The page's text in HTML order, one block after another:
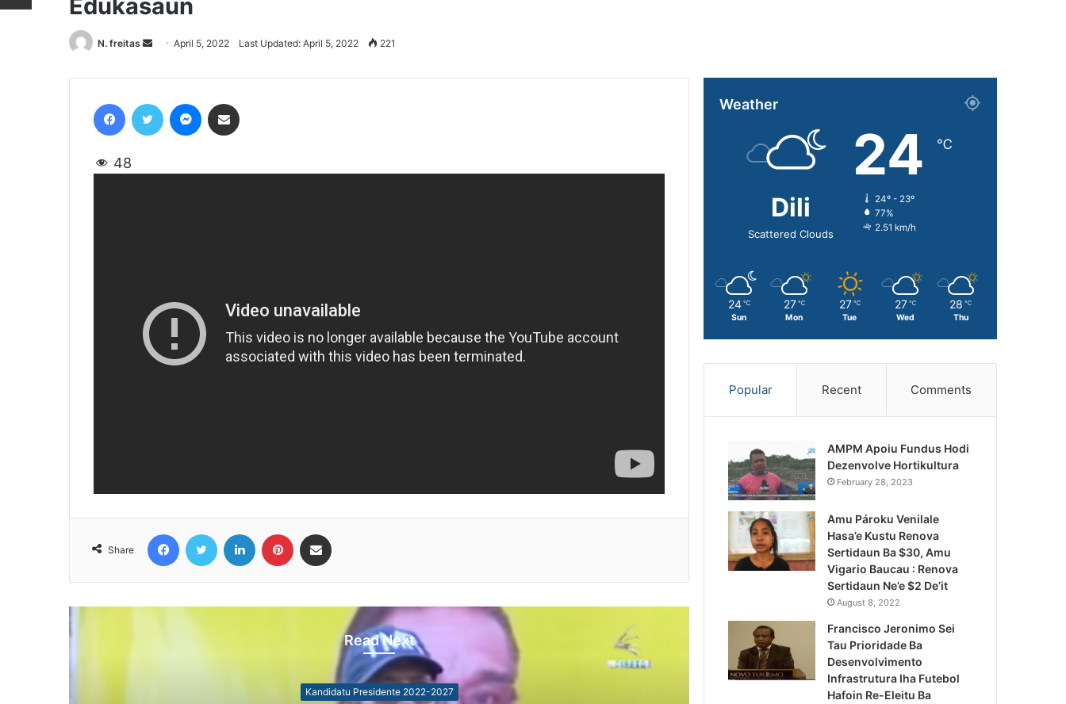
Edukasaun
N. freitas
Send
email
April 5, 2022 Last Updated: April 5, 2022 221
48
Share
Read Next
Kandidatu Presidente 2022-2027 Kandidatu Presidente 2022-
Weather
Dili
Scattered Clouds
24 ℃
24º - 23º
77%
2.51 km/h
24 ℃
Sun
27 ℃
Mon
27 ℃
Tue
27 ℃
Wed
28 ℃
Thu
Popular Recent Comments
AMPM Apoiu Fundus Hodi
Dezenvolve Hortikultura
February 28, 2023
Amu Pároku Venilale
Hasa’e Kustu Renova
Sertidaun Ba $30, Amu
Vigario Baucau : Renova
Sertidaun Ne’e $2 De’it
August 8, 2022
Francisco Jeronimo Sei
Tau Prioridade Ba
Desenvolvimento
Infrastrutura Iha Futebol
Hafoin Re-Eleitu Ba